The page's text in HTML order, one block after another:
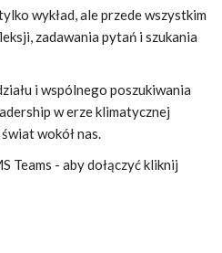
wykład, ale przede wszystkim
zadawania pytań i szukania
i wspólnego poszukiwania
w erze klimatycznej
wokół nas.
Teams - aby dołączyć kliknij